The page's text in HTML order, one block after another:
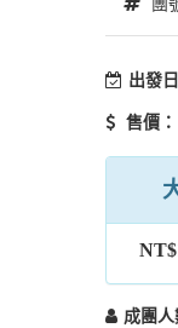
團
出發
售價：
成團人